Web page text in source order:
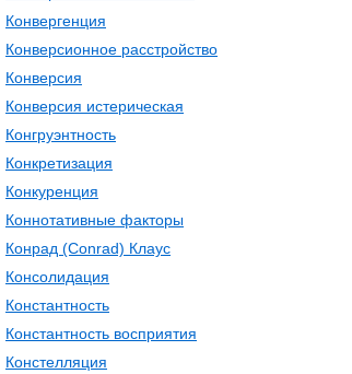
Конвергенция
Конверсионное расстройство
Конверсия
Конверсия истерическая
Конгруэнтность
Конкретизация
Конкуренция
Коннотативные факторы
Конрад (Conrad) Клаус
Консолидация
Константность
Константность восприятия
Констелляция